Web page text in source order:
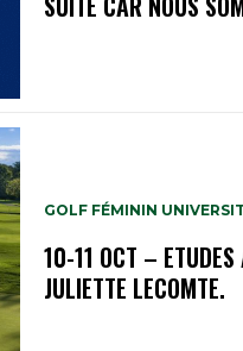
GOLF FÉMININ
10-11 OCT –
JULIETTE LECOMTE.